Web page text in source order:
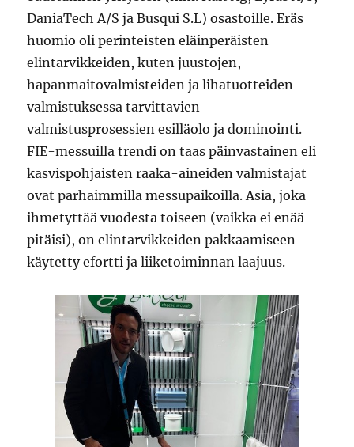
DaniaTech A/S ja Busqui S.L) osastoille. Eräs
huomio oli perinteisten eläinperäisten
elintarvikkeiden, kuten juustojen,
hapanmaitovalmisteiden ja lihatuotteiden
valmistuksessa tarvittavien
valmistusprosessien esilläolo ja dominointi.
FIE-messuilla trendi on taas päinvastainen eli
kasvispohjaisten raaka-aineiden valmistajat
ovat parhaimmilla messupaikoilla. Asia, joka
ihmetyttää vuodesta toiseen (vaikka ei enää
pitäisi), on elintarvikkeiden pakkaamiseen
käytetty efortti ja liiketoiminnan laajuus.